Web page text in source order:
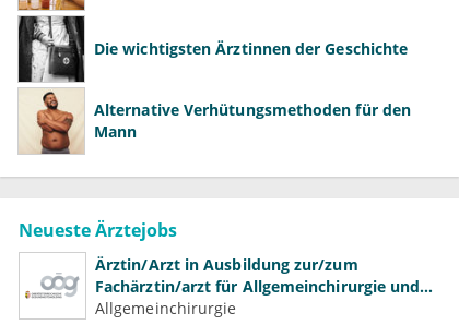
Die wichtigsten Ärztinnen der Geschichte
Alternative Verhütungsmethoden für den
Mann
Neueste Ärztejobs
Ärztin/Arzt in Ausbildung zur/zum
Fachärztin/arzt für Allgemeinchirurgie und
Gefäßchirurgie
Allgemeinchirurgie